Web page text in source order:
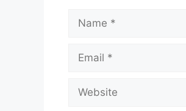
Name
Email
Website